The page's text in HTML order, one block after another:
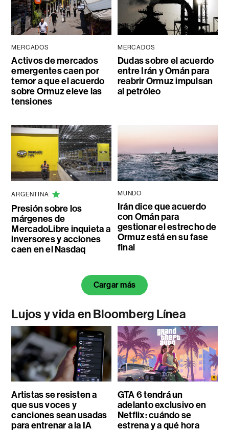
MERCADOS
Activos de mercados
emergentes caen por
temor a que el acuerdo
sobre Ormuz eleve las
tensiones
MERCADOS
Dudas sobre el acuerdo
entre Irán y Omán para
reabrir Ormuz impulsan
al petróleo
ARGENTINA
Presión sobre los
márgenes de
MercadoLibre inquieta a
inversores y acciones
caen en el Nasdaq
MUNDO
Irán dice que acuerdo
con Omán para
gestionar el estrecho de
Ormuz está en su fase
final
Cargar más
Lujos y vida en Bloomberg Línea
Artistas se resisten a
que sus voces y
canciones sean usadas
para entrenar a la IA
GTA 6 tendrá un
adelanto exclusivo en
Netflix: cuándo se
estrena y a qué hora